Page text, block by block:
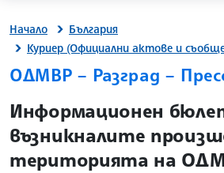
Начало
България
Куриер (Официални актове и
ОДМВР – Разград –
site.bta
Информационен
възникналите
територията на